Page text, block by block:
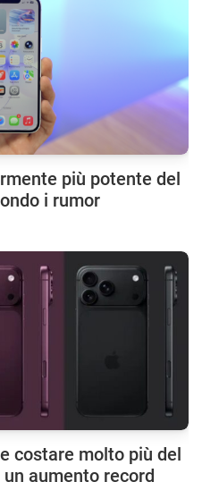
più potente del
i rumor
costare molto più del
aumento record